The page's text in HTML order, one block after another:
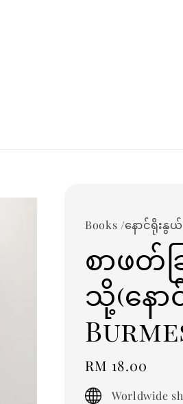
Books /နောင်ရိုးနွယ်
စာဖတ်ခ
သို့(နော
Regular
price
RM 18.00
Worldwide